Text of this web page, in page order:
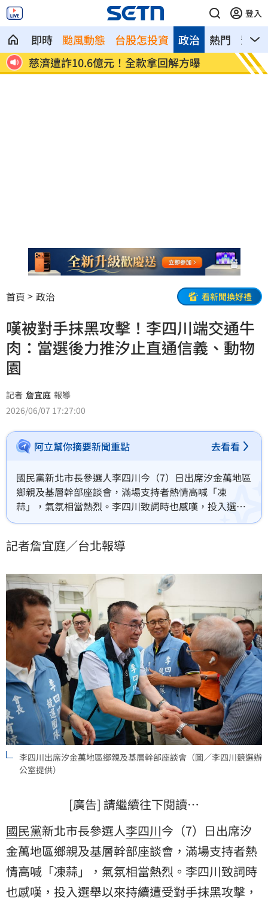
登入
即時 颱風動態 台股怎投資 熱門 影音
政治
慈濟遭詐10.6億元！全款拿回解方曝
稱龍
首頁 政治 看新聞換好禮
嘆被對手抹黑攻擊！李四川端交通牛
肉：當選後力推汐止直通信義、動物
園
記者 詹宜庭 報導
2026/06/07 17:27:00
阿立幫你摘要新聞重點 去看看
國民黨新北市長參選人李四川今（7）日出席汐金萬地區
鄉親及基層幹部座談會，滿場支持者熱情高喊「凍
蒜」，氣氛相當熱烈。李四川致詞時也感嘆，投入選舉
以來持續遭受對手抹黑攻擊，「造謠一張嘴，闢謠跑斷
當選後將持續推動串聯汐止地區軌道建設，完善當地民
記者詹宜庭／台北報導
李四川出席汐金萬地區鄉親及基層幹部座談會（圖／李四川競選辦
公室提供）
[廣告] 請繼續往下閱讀…
國民黨新北市長參選人李四川今（7）日出席汐
金萬地區鄉親及基層幹部座談會，滿場支持者熱
情高喊「凍蒜」，氣氛相當熱烈。李四川致詞時
也感嘆，投入選舉以來持續遭受對手抹黑攻擊，